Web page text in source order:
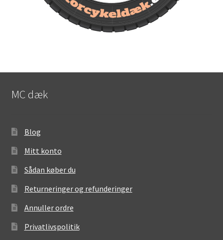
MC dæk
Blog
Mitt konto
Sådan køber du
Returneringer og refunderinger
Annuller ordre
Privatlivspolitik